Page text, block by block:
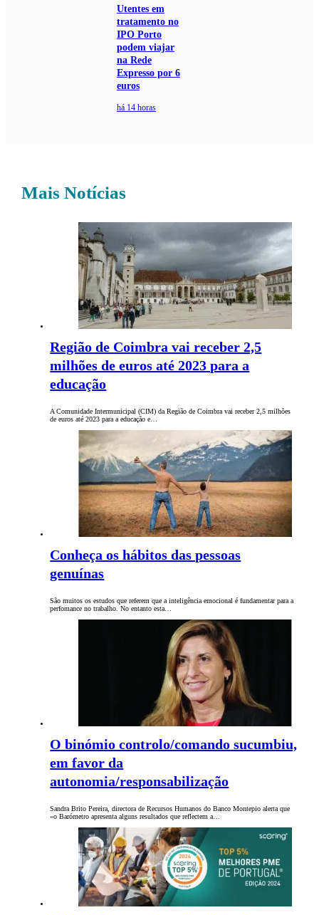
Utentes em
tratamento no
IPO Porto
podem viajar
na Rede
Expresso por 6
euros
há 14 horas
Mais Notícias
Região de Coimbra vai receber 2,5
milhões de euros até 2023 para a
educação
A Comunidade Intermunicipal (CIM) da Região de Coimbra vai receber 2,5 milhões
de euros até 2023 para a educação e…
Conheça os hábitos das pessoas
genuínas
São muitos os estudos que referem que a inteligência emocional é fundamentar para a
perfomance no trabalho. No entanto esta…
O binómio controlo/comando sucumbiu,
em favor da
autonomia/responsabilização
Sandra Brito Pereira, directora de Recursos Humanos do Banco Montepio alerta que
«o Barómetro apresenta alguns resultados que reflectem a…